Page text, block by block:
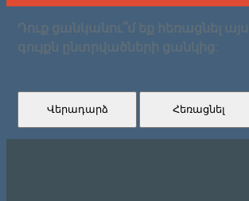
Դուք ցանկանու՞մ եք հեռացնել
գույքն ընտրվածների ցանկից:
Վերադարձ Հեռացնել